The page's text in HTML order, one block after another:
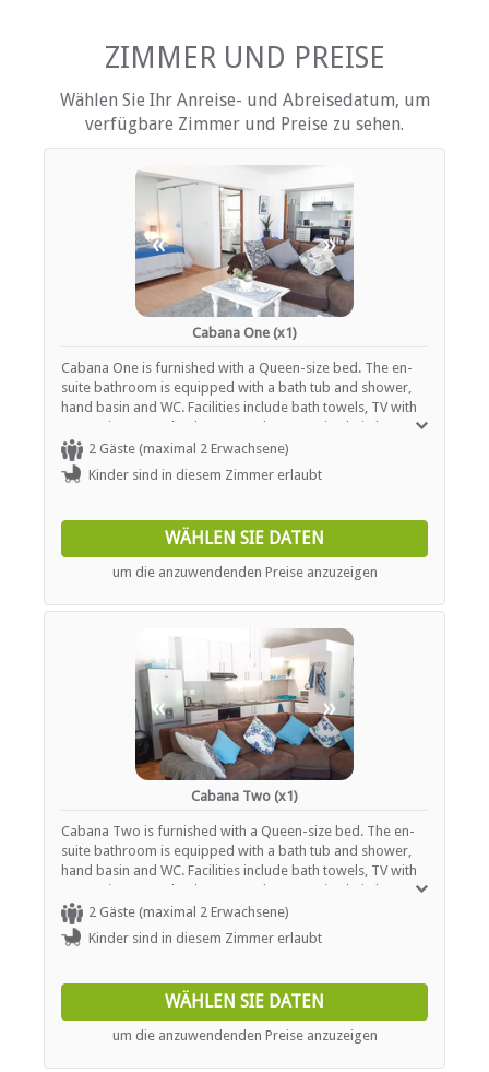
Internetverbindung (drahtlos)
Eisen / Hosenpresse
Terrasse / Veranda / Balkon
Safe für Wertsachen
Rauchen: nicht erlaubt
Tee- und Kaffeekocher
Fernsehen (mit M-Net)
Fernsehen (mit Satellit)
EINRICHTUNGEN AUF DEM GELÄNDE
Kinderfreundlich (alle Altersgruppen)
Parkplatz (abseits der Straße)
Rezeption (Geschäftszeiten)
Rauchen: Nicht drinnen
Schwimmbad
ESSEN UND TRINKEN
Braai / Grill (BBQ)
INTERNET
ZIMMER UND PREISE
Wählen Sie Ihr Anreise- und Abreisedatum, um
verfügbare Zimmer und Preise zu sehen.
« »
Cabana One (x1)
Cabana One is furnished with a Queen-size bed. The en-
suite bathroom is equipped with a bath tub and shower,
hand basin and WC. Facilities include bath towels, TV with
DStv, microwave, kettle, toaster, lounge suite, hairdryer,
cupboard space, covered veranda with seating and dining
area, refrigerator / freezer. Wireless internet connection,
ceiling fan, Television with DSTV/ Satellite television. Full
2 Gäste (maximal 2 Erwachsene)
Kinder sind in diesem Zimmer erlaubt
WÄHLEN SIE DATEN
um die anzuwendenden Preise anzuzeigen
« »
Cabana Two (x1)
Cabana Two is furnished with a Queen-size bed. The en-
suite bathroom is equipped with a bath tub and shower,
hand basin and WC. Facilities include bath towels, TV with
DStv, microwave, kettle, toaster, lounge suite, hairdryer,
cupboard space, covered veranda with seating and dining
area, refrigerator / freezer. Wireless internet connection,
ceiling fan, Television with DSTV/ Satellite television. Full
2 Gäste (maximal 2 Erwachsene)
Kinder sind in diesem Zimmer erlaubt
WÄHLEN SIE DATEN
um die anzuwendenden Preise anzuzeigen